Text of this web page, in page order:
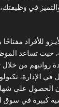
في
للأفراد
حيث تساعد
رواتبهم من خلال
الإدارة،
الحصول على
كبيرة في سوق